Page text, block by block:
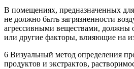
В помещениях, предназначенных
не должно быть загрязненности
агрессивными веществами, должны
или другие факторы, влияющие на
6 Визуальный метод определения
продуктов и экстрактов,